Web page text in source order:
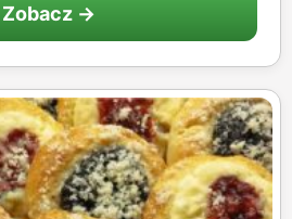
Zobacz →